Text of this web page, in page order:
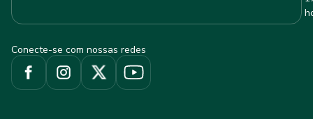
Conecte-se com nossas redes